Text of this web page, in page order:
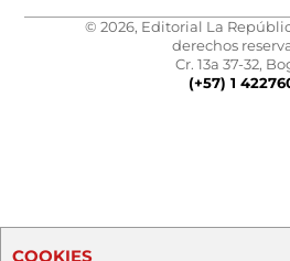
© 2026, Editorial La
derechos
Cr. 13a 37-32,
(+57) 1
COOKIES